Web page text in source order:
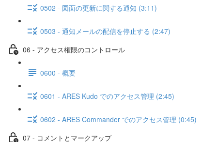
0502 - 図面の更新に関する通知 (3:11)
0503 - 通知メールの配信を停止する (2:47)
06 - アクセス権限のコントロール
0600 - 概要
0601 - ARES Kudo でのアクセス管理 (2:45)
0602 - ARES Commander でのアクセス管理 (0:45)
07 - コメントとマークアップ